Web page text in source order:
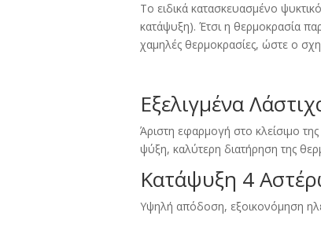
Το ειδικά κατασκευασμένο
κατάψυξη). Έτσι η θερμοκρασία
χαμηλές θερμοκρασίες, ώστε ο
Εξελιγμένα
Άριστη εφαρμογή στο κλείσιμο
ψύξη, καλύτερη διατήρηση της
Κατάψυξη 4
Υψηλή απόδοση, εξοικονόμηση